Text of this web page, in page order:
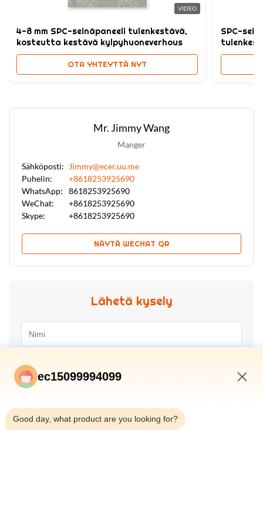
ympäristöystävällinen bambuhiilipuuviilu
VIDEO
4-8 mm SPC-seinäpaneeli tulenkestävä,
kosteutta kestävä kylpyhuoneverhous
OTA YHTEYTTÄ NYT
SPC-
muotoilu
Mr. Jimmy Wang
Manger
Sähköposti:
Jimmy@ecer.uu.me
Puhelin:
+8618253925690
WhatsApp:
8618253925690
WeChat:
+8618253925690
Skype:
+8618253925690
NÄYTÄ WECHAT QR
Lähetä kysely
ec15099994099
Good day, what product are you looking for?